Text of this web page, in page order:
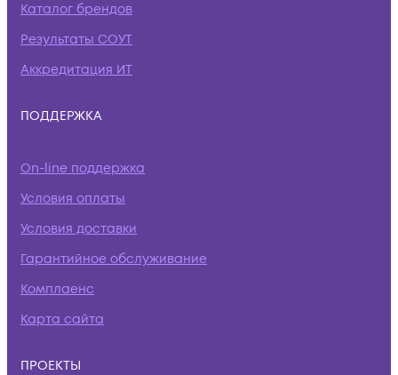
Каталог брендов
Результаты СОУТ
Аккредитация ИТ
ПОДДЕРЖКА
On-line поддержка
Условия оплаты
Условия доставки
Гарантийное обслуживание
Комплаенс
Карта сайта
ПРОЕКТЫ